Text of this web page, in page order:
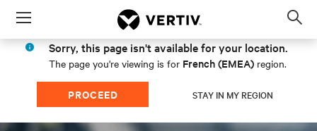
Menu
Sorry, this page isn't available for your location.
The page you're viewing is for French (EMEA) region.
PROCEED STAY IN MY REGION